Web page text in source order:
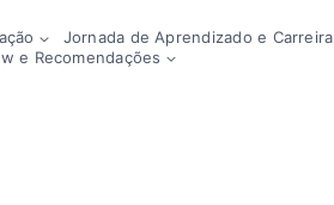
Jornada de Aprendizado e Carreira
e Recomendações